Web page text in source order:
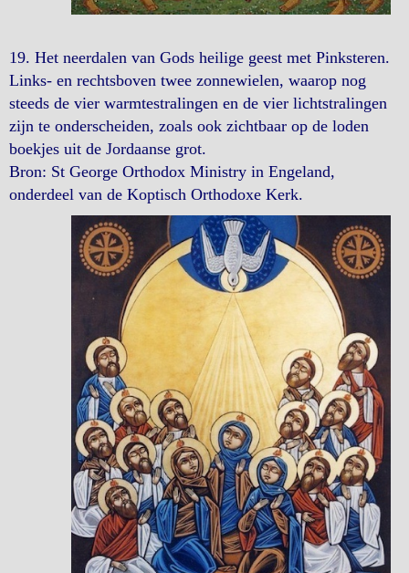
19. Het neerdalen van Gods heilige geest met Pinksteren.
Links- en rechtsboven twee zonnewielen, waarop nog
steeds de vier warmtestralingen en de vier lichtstralingen
zijn te onderscheiden, zoals ook zichtbaar op de loden
boekjes uit de Jordaanse grot.
Bron: St George Orthodox Ministry in Engeland,
onderdeel van de Koptisch Orthodoxe Kerk.